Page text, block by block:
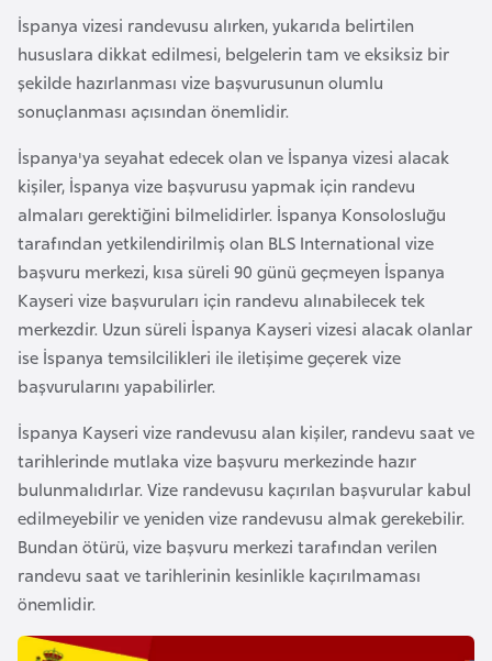
İspanya vizesi randevusu alırken, yukarıda belirtilen
hususlara dikkat edilmesi, belgelerin tam ve eksiksiz bir
şekilde hazırlanması vize başvurusunun olumlu
sonuçlanması açısından önemlidir.
İspanya'ya seyahat edecek olan ve İspanya vizesi alacak
kişiler, İspanya vize başvurusu yapmak için randevu
almaları gerektiğini bilmelidirler. İspanya Konsolosluğu
tarafından yetkilendirilmiş olan BLS International vize
başvuru merkezi, kısa süreli 90 günü geçmeyen İspanya
Kayseri vize başvuruları için randevu alınabilecek tek
merkezdir. Uzun süreli İspanya Kayseri vizesi alacak olanlar
ise İspanya temsilcilikleri ile iletişime geçerek vize
başvurularını yapabilirler.
İspanya Kayseri vize randevusu alan kişiler, randevu saat ve
tarihlerinde mutlaka vize başvuru merkezinde hazır
bulunmalıdırlar. Vize randevusu kaçırılan başvurular kabul
edilmeyebilir ve yeniden vize randevusu almak gerekebilir.
Bundan ötürü, vize başvuru merkezi tarafından verilen
randevu saat ve tarihlerinin kesinlikle kaçırılmaması
önemlidir.
C
e
z
a
i
r
b
u
Ç
i
n
D
a
n